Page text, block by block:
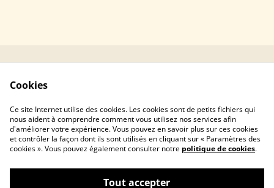
Contacter Mushka
Politique de
confidentialité
Politique de cookies
Cookies
Ce site Internet utilise des cookies. Les cookies sont de petits fichiers qui
nous aident à comprendre comment vous utilisez nos services afin
d'améliorer votre expérience. Vous pouvez en savoir plus sur ces cookies
et contrôler la façon dont ils sont utilisés en cliquant sur « Paramètres des
cookies ». Vous pouvez également consulter notre politique de cookies.
Tout accepter